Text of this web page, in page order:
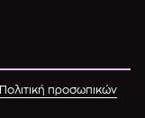
Πολιτική προσωπικών